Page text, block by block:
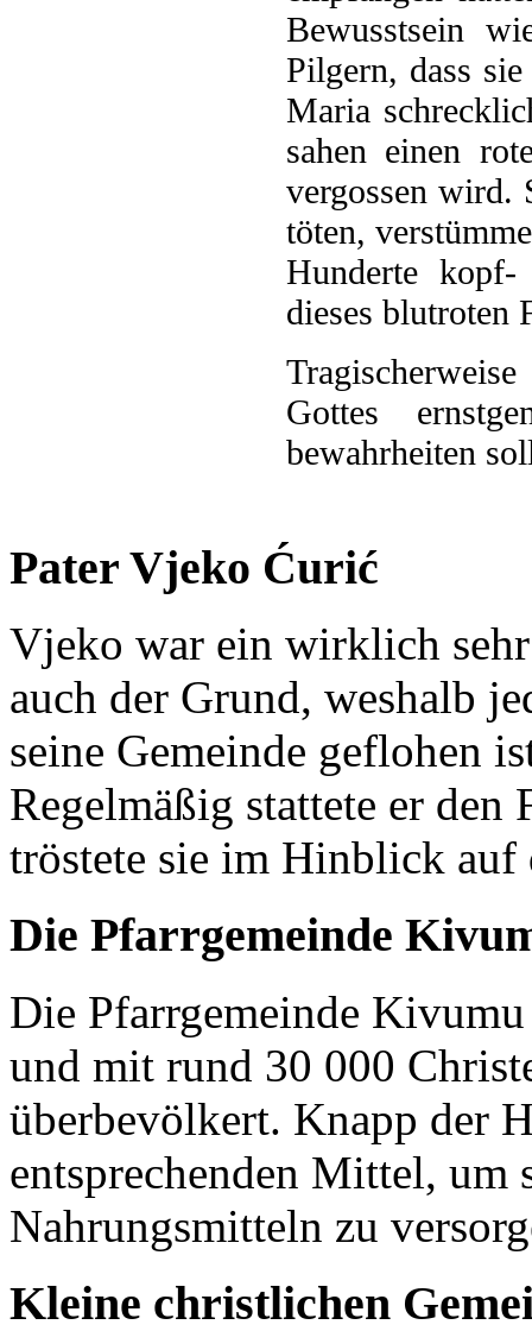
Bewusstsein
Pilgern, dass
Maria
sahen einen
vergossen wird.
töten,
Hunderte
dieses blutroten
Gottes
bewahrheiten
Pater Vjeko Ćurić
Vjeko war ein wirklich
auch der Grund, weshalb
seine Gemeinde geflohen
Regelmäßig stattete er
tröstete sie im Hinblick
Die Pfarrgemeinde
Die Pfarrgemeinde
und mit rund 30 000
überbevölkert. Knapp der
entsprechenden Mittel, um
Nahrungsmitteln zu
Kleine christlichen